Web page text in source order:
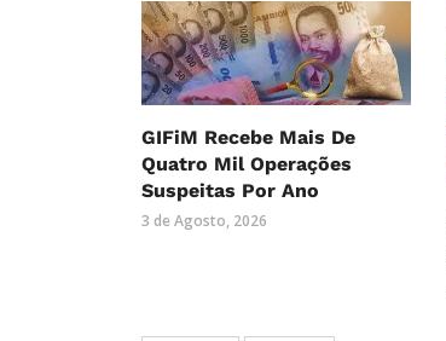
GIFiM Recebe Mais De
Quatro Mil Operações
Suspeitas Por Ano
3 de Agosto, 2026